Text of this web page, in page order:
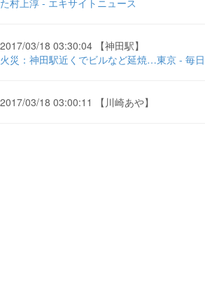
た村上淳 - エキサイトニュース
2017/03/18 03:30:04 【神田駅】
火災：神田駅近くでビルなど延焼…東京 - 毎
2017/03/18 03:00:11 【川崎あや】